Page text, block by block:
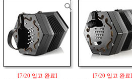
[7/20 입고 완료]
[7/20 입고 완료]